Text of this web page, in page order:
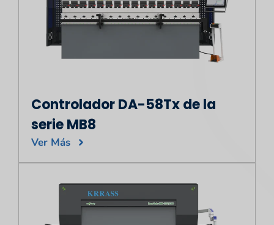
Controlador DA-58Tx de la
serie MB8
Ver Más